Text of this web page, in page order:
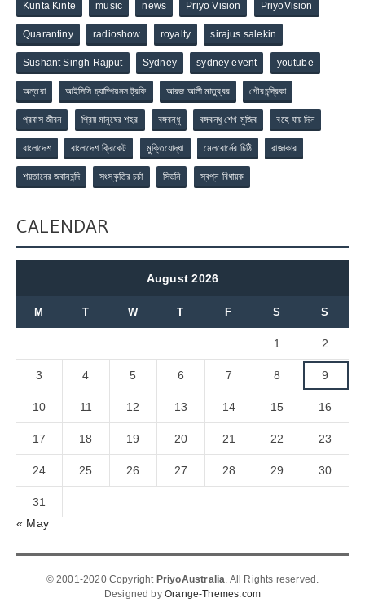
Kunta Kinte music news Priyo Vision PriyoVision
Quarantiny radioshow royalty sirajus salekin
Sushant Singh Rajput Sydney sydney event youtube
অন্তরা আইসিসি চ্যাম্পিয়নস ট্রফি আরজ আলী মাতুব্বর গৌরচন্দ্রিকা
প্রবাস জীবন প্রিয় মানুষের শহর বঙ্গবন্ধু বঙ্গবন্ধু শেখ মুজিব বহে যায় দিন
বাংলাদেশ বাংলাদেশ ক্রিকেট মুক্তিযোদ্ধা মেলবোর্নের চিঠি রাজাকার
শয়তানের জবানবন্দি সংস্কৃতির চর্চা সিডনি স্বপ্ন-বিধায়ক
CALENDAR
August 2026
M T W T F S S
1 2
3 4 5 6 7 8 9
10 11 12 13 14 15 16
17 18 19 20 21 22 23
24 25 26 27 28 29 30
31
« May
© 2001-2020 Copyright PriyoAustralia. All Rights reserved.
Designed byOrange-Themes.com